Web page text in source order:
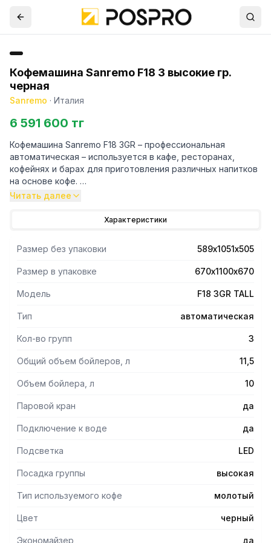
Кофемашина Sanremo F18 3 высокие гр.
черная
Sanremo · Италия
6 591 600 тг
Кофемашина Sanremo F18 3GR – профессиональная
автоматическая – используется в кафе, ресторанах,
кофейнях и барах для приготовления различных напитков
на основе кофе.
Высота группы 122 мм (расстояние от решетки до носика
Машина оснащена 2 паровыми кранами Cool touch и
кране и в группе.
Сенсорный дисплей для контроля и отображения всех
параметров машины, электронная панель для настройки
параметров группы.
Программируемый подогреватель для чашек –
Статическое реле температуры бойлера для
Программируемое включение и выключение.
бойлер для пара – 10л,
Читать далее
Характеристики
Размер без упаковки 589х1051х505
Размер в упаковке 670х1100х670
Модель F18 3GR TALL
Тип автоматическая
Кол-во групп 3
Общий объем бойлеров, л 11,5
Объем бойлера, л 10
Паровой кран да
Подключение к воде да
Подсветка LED
Посадка группы высокая
Тип используемого кофе молотый
Цвет черный
Экономайзер да